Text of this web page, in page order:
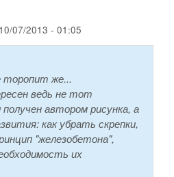
07/2013 - 01:05
торопит же...
ведь не тот
автором рисунка, а
как убрать скрепки,
"железобетона",
их